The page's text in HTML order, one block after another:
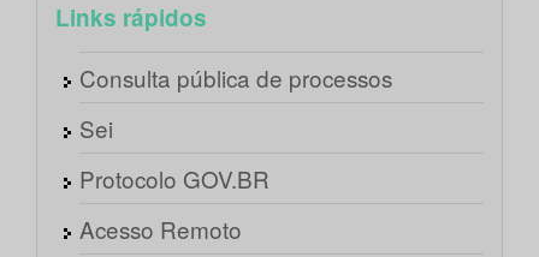
Links rápidos
Consulta pública de processos
Sei
Protocolo GOV.BR
Acesso Remoto